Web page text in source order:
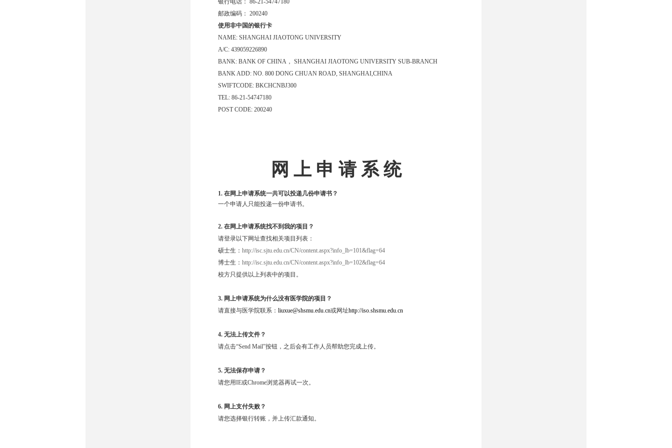
银行电话： 86-21-54747180
邮政编码： 200240
使用非中国的银行卡
NAME: SHANGHAI JIAOTONG UNIVERSITY
A/C: 439059226890
BANK: BANK OF CHINA， SHANGHAI JIAOTONG UNIVERSITY SUB-BRANCH
BANK ADD: NO. 800 DONG CHUAN ROAD, SHANGHAI,CHINA
SWIFTCODE: BKCHCNBJ300
TEL: 86-21-54747180
POST CODE: 200240
网 上 申 请 系 统
1. 在网上申请系统一共可以投递几份申请书？
一个申请人只能投递一份申请书。
2. 在网上申请系统找不到我的项目？
请登录以下网址查找相关项目列表：
硕士生： http://isc.sjtu.edu.cn/CN/content.aspx?info_lb=101&flag=64
博士生： http://isc.sjtu.edu.cn/CN/content.aspx?info_lb=102&flag=64
校方只提供以上列表中的项目。
3. 网上申请系统为什么没有医学院的项目？
请直接与医学院联系： liuxue@shsmu.edu.cn或网址http://iso.shsmu.edu.cn
4. 无法上传文件？
请点击“Send Mail”按钮，之后会有工作人员帮助您完成上传。
5. 无法保存申请？
请您用IE或Chrome浏览器再试一次。
6. 网上支付失败？
请您选择银行转账，并上传汇款通知。